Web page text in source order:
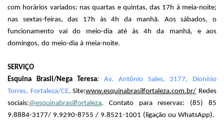
com horários variados: nas quartas e quintas, das 17h à meia-noite;
nas sextas-feiras, das 17h às 4h da manhã. Aos sábados, o
funcionamento vai do meio-dia até às 4h da manhã, e aos
domingos, do meio-dia à meia-noite.
SERVIÇO
Esquina Brasil/Nega Teresa:Av. Antônio Sales, 3177, Dionísio
Torres, Fortaleza/CE. Site:www.esquinabrasilfortaleza.com.br/ Redes
sociais:@esquinabrasilfortaleza. Contato para reservas: (85) 85
9.8884-3177/ 9.9290-8755 / 9.8521-1001 (ligação ou WhatsApp).